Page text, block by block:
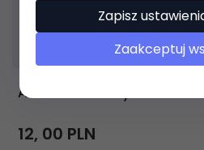
Produkt dostępny!
Absonic Akordy
12, 00 PLN
Zapisz
Zaakceptuj